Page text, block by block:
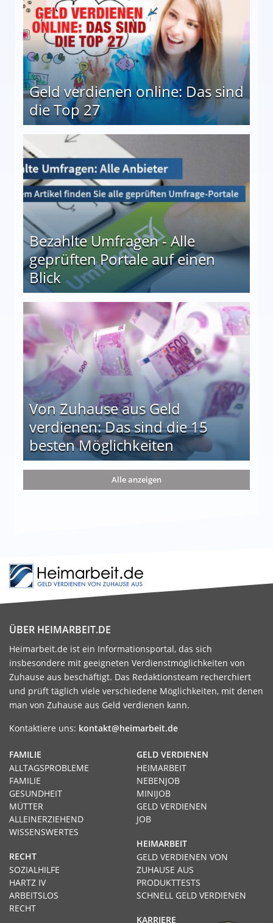
Geld verdienen online: Das sind
die Top 27
Bezahlte Umfragen - Alle
geprüften Portale auf einen
Blick
auf einen Blick
Von Zuhause aus Geld
verdienen: Das sind die 15
besten Möglichkeiten
die 15 besten Möglichkeiten
Alle anzeigen
ÜBER HEIMARBEIT.DE
Heimarbeit.de ist ein Informationsportal, das sich
insbesondere mit geeigneten Verdienstmöglichkeiten von
Zuhause aus beschäftigt. Das Redaktionsteam recherchiert
und prüft täglich viele verschiedene Möglichkeiten, mit denen
man von Zuhause aus Geld verdienen kann.
Kontaktiere uns: kontakt@heimarbeit.de
GELD VERDIENEN
HEIMARBEIT
NEBENJOB
MINIJOB
GELD VERDIENEN
JOB
HEIMARBEIT
GELD VERDIENEN VON
ZUHAUSE AUS
PRODUKTTESTS
SCHNELL GELD VERDIENEN
KARRIERE
FAMILIE
ALLTAGSPROBLEME
FAMILIE
GESUNDHEIT
MÜTTER
ALLEINERZIEHEND
WISSENSWERTES
RECHT
SOZIALHILFE
HARTZ IV
ARBEITSLOS
RECHT